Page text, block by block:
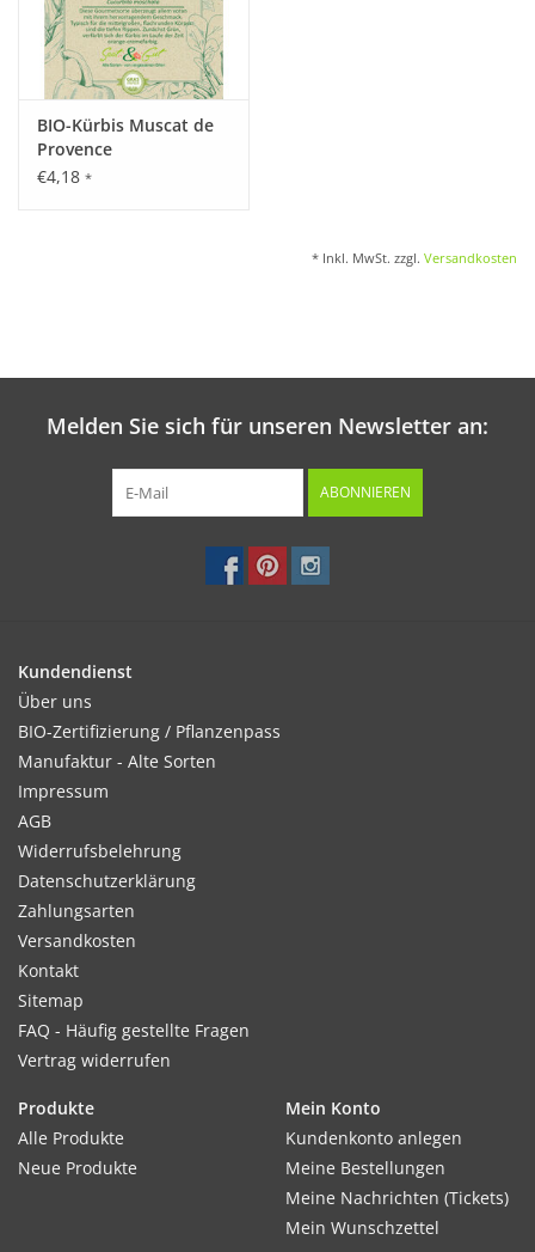
BIO-Kürbis Muscat de
Provence
€4,18 *
* Inkl. MwSt. zzgl. Versandkosten
Melden Sie sich für unseren Newsletter an:
ABONNIEREN
Kundendienst
Über uns
BIO-Zertifizierung / Pflanzenpass
Manufaktur - Alte Sorten
Impressum
AGB
Widerrufsbelehrung
Datenschutzerklärung
Zahlungsarten
Versandkosten
Kontakt
Sitemap
FAQ - Häufig gestellte Fragen
Vertrag widerrufen
Produkte
Alle Produkte
Neue Produkte
Mein Konto
Kundenkonto anlegen
Meine Bestellungen
Meine Nachrichten (Tickets)
Mein Wunschzettel